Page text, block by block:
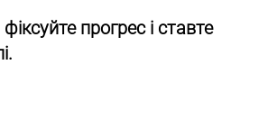
прогрес і ставте